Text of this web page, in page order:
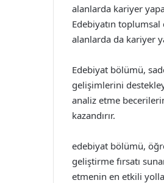
alanlarda kariyer
Edebiyatın
alanlarda da kariyer
Edebiyat bölümü,
gelişimlerini
analiz etme
kazandırır.
edebiyat bölümü,
geliştirme fırsatı
etmenin en etkili